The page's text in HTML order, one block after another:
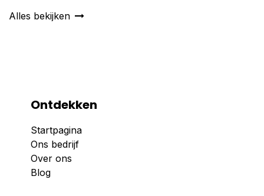
Alles bekijken
Ontdekken
Startpagina
Ons bedrijf
Over ons
Blog